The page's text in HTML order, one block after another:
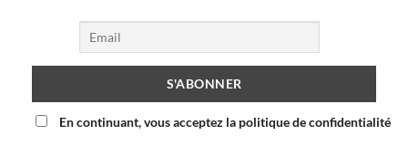
En continuant, vous acceptez la politique de confidentialité